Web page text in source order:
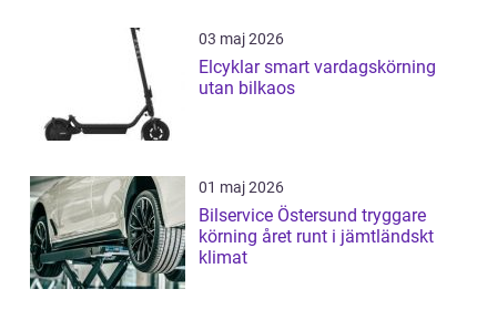
03 maj 2026
Elcyklar smart vardagskörning
utan bilkaos
01 maj 2026
Bilservice Östersund tryggare
körning året runt i jämtländskt
klimat